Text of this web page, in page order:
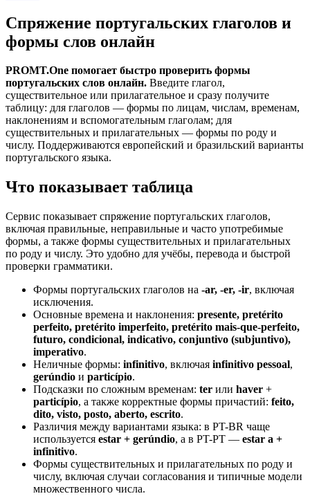
Спряжение португальских глаголов и
формы слов онлайн
PROMT.One помогает быстро проверить формы
португальских слов онлайн. Введите глагол,
существительное или прилагательное и сразу получите
таблицу: для глаголов — формы по лицам, числам, временам,
наклонениям и вспомогательным глаголам; для
существительных и прилагательных — формы по роду и
числу. Поддерживаются европейский и бразильский варианты
португальского языка.
Что показывает таблица
Сервис показывает спряжение португальских глаголов,
включая правильные, неправильные и часто употребимые
формы, а также формы существительных и прилагательных
по роду и числу. Это удобно для учёбы, перевода и быстрой
проверки грамматики.
Формы португальских глаголов на -ar, -er, -ir, включая
исключения.
Основные времена и наклонения: presente, pretérito
perfeito, pretérito imperfeito, pretérito mais-que-perfeito,
futuro, condicional, indicativo, conjuntivo (subjuntivo),
imperativo.
Неличные формы: infinitivo, включая infinitivo pessoal,
gerúndio и particípio.
Подсказки по сложным временам: ter или haver +
particípio, а также корректные формы причастий: feito,
dito, visto, posto, aberto, escrito.
Различия между вариантами языка: в PT-BR чаще
используется estar + gerúndio, а в PT-PT — estar a +
infinitivo.
Формы существительных и прилагательных по роду и
числу, включая случаи согласования и типичные модели
множественного числа.